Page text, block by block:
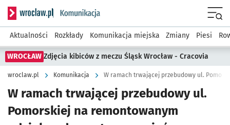
Serwis informacyjny wroclaw.pl podserwis: Komunikacja
Aktualności Rozkłady Komunikacja miejska Zmiany Piesi
WROCŁAW Zdjęcia kibiców z meczu Śląsk Wrocław - Cracovia
wroclaw.pl Komunikacja
W ramach trwającej przebudowy ul.
Pomorskiej na remontowanym